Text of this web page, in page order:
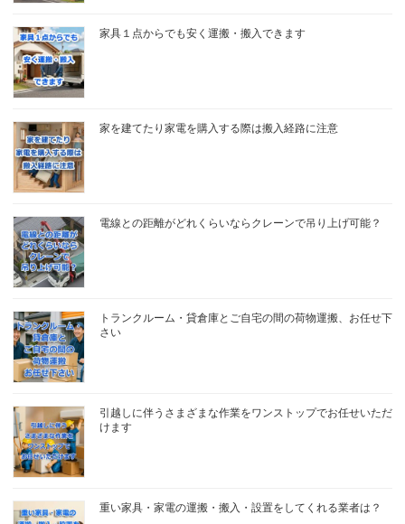
家具１点からでも安く運搬・搬入できます
家を建てたり家電を購入する際は搬入経路に注意
電線との距離がどれくらいならクレーンで吊り上げ可能？
トランクルーム・貸倉庫とご自宅の間の荷物運搬、お任せ下
さい
引越しに伴うさまざまな作業をワンストップでお任せいただ
けます
重い家具・家電の運搬・搬入・設置をしてくれる業者は？